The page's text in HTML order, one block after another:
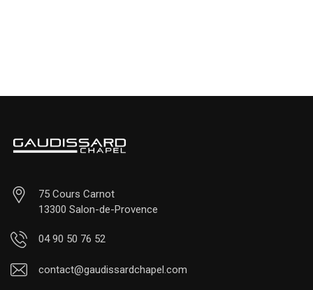
75 Cours Carnot
13300 Salon-de-Provence
04 90 50 76 52
contact@gaudissardchapel.com